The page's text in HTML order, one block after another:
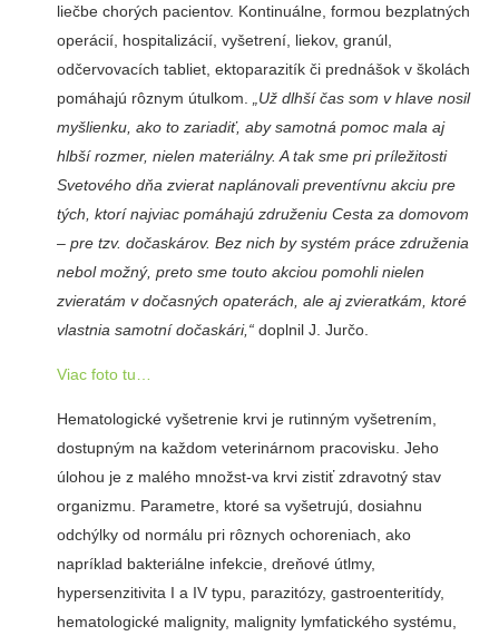
liečbe chorých pacientov. Kontinuálne, formou bezplatných
operácií, hos­pitalizácií, vyšetrení, liekov, granúl,
odčervovacích tabliet, ektoparazitík či prednášok v školách
pomáha­jú rôznym útulkom.
„Už dlhší čas som v hlave nosil
myšlienku, ako to zariadiť, aby samotná pomoc mala aj
hlbší rozmer, nielen materiálny. A tak sme pri príležitosti
Sveto­vého dňa zvierat naplánovali pre­ventívnu akciu pre
tých, ktorí najviac pomáha­jú združeniu Ces­ta za domovom
– pre tzv. dočas­károv. Bez nich by systém práce združenia
ne­bol možný, preto sme touto akciou pomohli nielen
zvieratám v dočasných opaterách, ale aj zvieratkám, ktoré
vlastnia sa­motní dočaskári,“ doplnil J. Jurčo.
Viac foto tu…
Hematologické vyšetrenie krvi je rutinným vyšetrením,
dostupným na každom veterinárnom pracovis­ku. Jeho
úlohou je z malého množst-va krvi zistiť zdravotný stav
organiz­mu. Parametre, ktoré sa vyšetrujú, dosiahnu
odchýlky od normálu pri rôznych ochoreniach, ako
napríklad bakteriálne infekcie, dreňové útlmy,
hypersenzitivita I a IV typu, para­zitózy, gastroenteritídy,
hematolo­gické malignity, malignity lymfa­tického systému,